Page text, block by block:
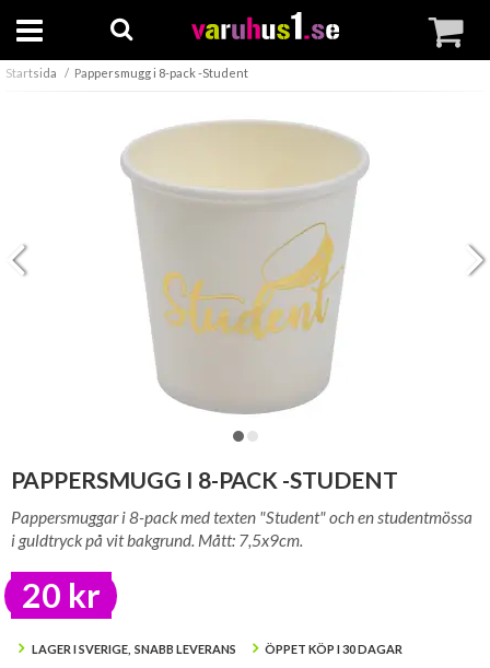
Startsida Pappersmugg i 8-pack -Student
PAPPERSMUGG I 8-PACK -STUDENT
Pappersmuggar i 8-pack med texten "Student" och en studentmössa
i guldtryck på vit bakgrund. Mått: 7,5x9cm.
20 kr
LAGER I SVERIGE, SNABB LEVERANS ÖPPET KÖP I 30 DAGAR